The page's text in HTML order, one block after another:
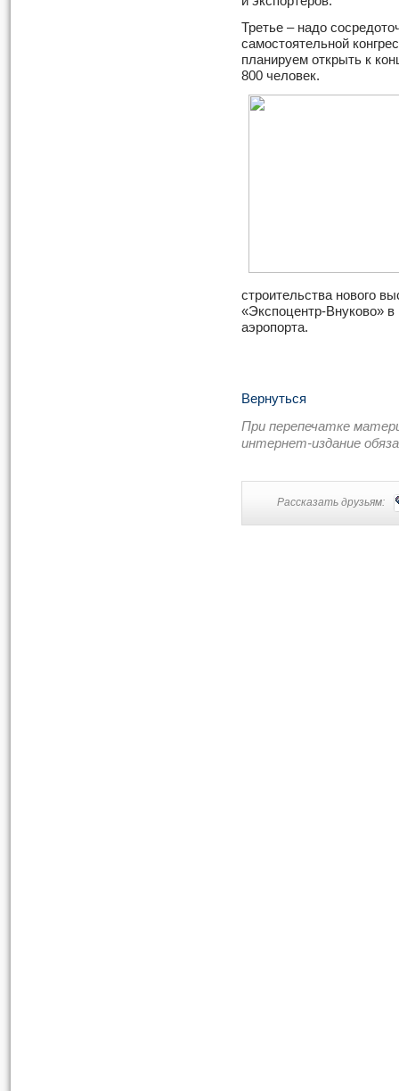
Третье – надо
самостоятельной
планируем открыть к
800 человек.
строительства нового
«Экспоцентр-Внуково» в
аэропорта.
Вернуться
При перепечатке
интернет-издание
Рассказать друзьям: